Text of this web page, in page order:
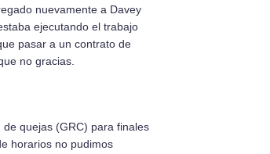
nuevamente a Davey
ejecutando el trabajo
pasar a un contrato de
no gracias.
quejas (GRC) para finales
horarios no pudimos